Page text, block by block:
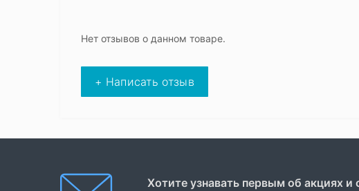
Нет отзывов о данном товаре.
+ Написать отзыв
Хотите узнавать первым об акциях и